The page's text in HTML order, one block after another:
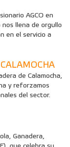
AGCO en
llena de orgullo
en el servicio a
de Calamocha,
y reforzamos
del sector.
Ganadera,